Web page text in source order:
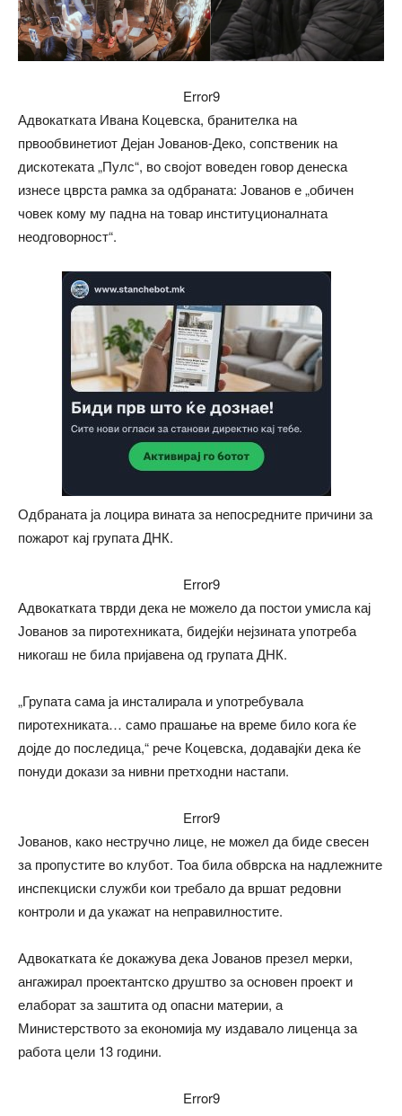
Error9
Адвокатката Ивана Коцевска, бранителка на
првообвинетиот Дејан Јованов-Деко, сопственик на
дискотеката „Пулс“, во својот воведен говор денеска
изнесе цврста рамка за одбраната: Јованов е „обичен
човек кому му падна на товар институционалната
неодговорност“.
Одбраната ја лоцира вината за непосредните причини за
пожарот кај групата ДНК.
Error9
Адвокатката тврди дека не можело да постои умисла кај
Јованов за пиротехниката, бидејќи нејзината употреба
никогаш не била пријавена од групата ДНК.
„Групата сама ја инсталирала и употребувала
пиротехниката… само прашање на време било кога ќе
дојде до последица,“ рече Коцевска, додавајќи дека ќе
понуди докази за нивни претходни настапи.
Error9
Јованов, како нестручно лице, не можел да биде свесен
за пропустите во клубот. Тоа била обврска на надлежните
инспекциски служби кои требало да вршат редовни
контроли и да укажат на неправилностите.
Адвокатката ќе докажува дека Јованов презел мерки,
ангажирал проектантско друштво за основен проект и
елаборат за заштита од опасни материи, а
Министерството за економија му издавало лиценца за
работа цели 13 години.
Error9